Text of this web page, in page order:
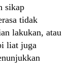
sikap
tidak
lakukan, atau
liat juga